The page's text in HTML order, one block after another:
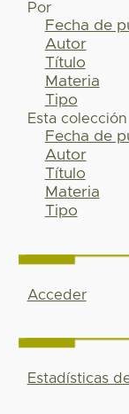
Por
Fecha de
Autor
Título
Materia
Tipo
Esta colección
Fecha de
Autor
Título
Materia
Tipo
Acceder
Estadísticas